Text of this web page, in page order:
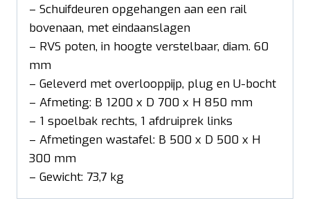
– Schuifdeuren opgehangen aan een rail
bovenaan, met eindaanslagen
– RVS poten, in hoogte verstelbaar, diam. 60
mm
– Geleverd met overlooppijp, plug en U-bocht
– Afmeting: B 1200 x D 700 x H 850 mm
– 1 spoelbak rechts, 1 afdruiprek links
– Afmetingen wastafel: B 500 x D 500 x H
300 mm
– Gewicht: 73,7 kg